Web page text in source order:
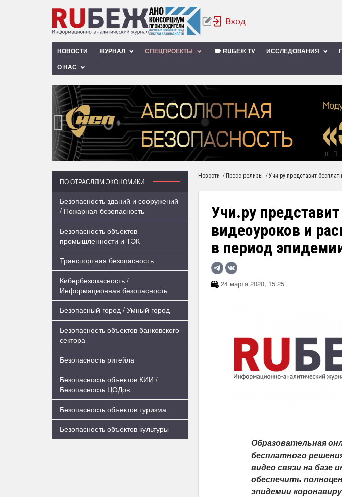
НОВОСТИ ЖУРНАЛ СПЕЦПРОЕКТЫ RUБЕЖ TV ИССЛЕДОВАНИЯ
О НАС
‹
ПО ОТРАСЛЯМ ЭКОНОМИКИ
Безопасность зданий и сооружений
/ Пожарная безопасность
Безопасность объектов
промышленности и ТЭК
Транспортная безопасность
Кибербезопасность /
Информационная безопасность
Безопасный город / Умный город
Безопасность объектов банковского
сектора
Безопасность ритейла
Безопасность объектов КИИ /
Безопасность ЦОДов
Безопасность объектов туризма
Безопасность объектов культуры
Новости / Пресс-релизы /Учи.ру представит
Учи.ру
видеоуроков и
в период
24 марта 2020, 15:25
Образовательная
бесплатного
видео связи на
обеспечить
эпидемии